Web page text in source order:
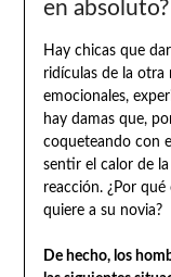
en absoluto?
Hay chicas que
ridículas de la otra
emocionales,
hay damas que,
coqueteando con
sentir el calor de
reacción. ¿Por
quiere a su novia?
De hecho, los